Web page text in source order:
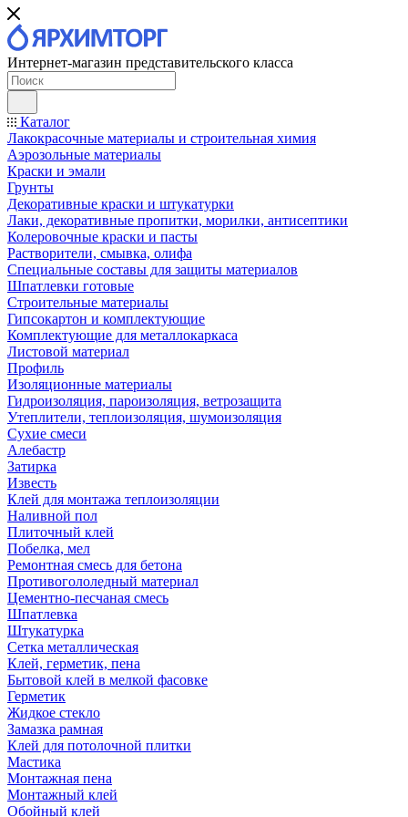
Интернет-магазин представительского класса
Каталог
Лакокрасочные материалы и строительная химия
Аэрозольные материалы
Краски и эмали
Грунты
Декоративные краски и штукатурки
Лаки, декоративные пропитки, морилки, антисептики
Колеровочные краски и пасты
Растворители, смывка, олифа
Специальные составы для защиты материалов
Шпатлевки готовые
Строительные материалы
Гипсокартон и комплектующие
Комплектующие для металлокаркаса
Листовой материал
Профиль
Изоляционные материалы
Гидроизоляция, пароизоляция, ветрозащита
Утеплители, теплоизоляция, шумоизоляция
Сухие смеси
Алебастр
Затирка
Известь
Клей для монтажа теплоизоляции
Наливной пол
Плиточный клей
Побелка, мел
Ремонтная смесь для бетона
Противогололедный материал
Цементно-песчаная смесь
Шпатлевка
Штукатурка
Сетка металлическая
Клей, герметик, пена
Бытовой клей в мелкой фасовке
Герметик
Жидкое стекло
Замазка рамная
Клей для потолочной плитки
Мастика
Монтажная пена
Монтажный клей
Обойный клей